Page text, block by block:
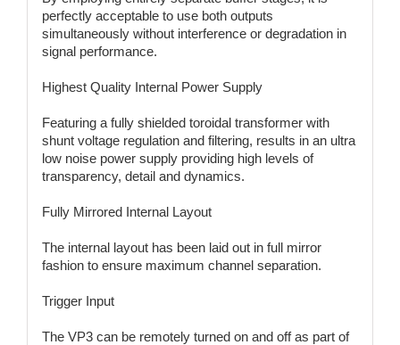
perfectly acceptable to use both outputs
simultaneously without interference or degradation in
signal performance.
Highest Quality Internal Power Supply
Featuring a fully shielded toroidal transformer with
shunt voltage regulation and filtering, results in an ultra
low noise power supply providing high levels of
transparency, detail and dynamics.
Fully Mirrored Internal Layout
The internal layout has been laid out in full mirror
fashion to ensure maximum channel separation.
Trigger Input
The VP3 can be remotely turned on and off as part of